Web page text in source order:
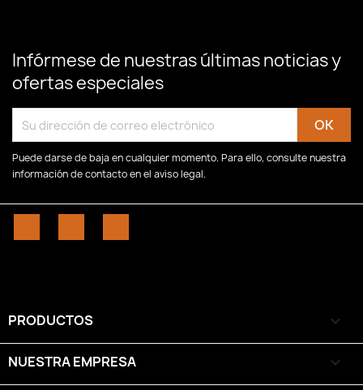
Infórmese de nuestras últimas noticias y
ofertas especiales
Puede darse de baja en cualquier momento. Para ello, consulte nuestra
información de contacto en el aviso legal.
PRODUCTOS 
NUESTRA EMPRESA 